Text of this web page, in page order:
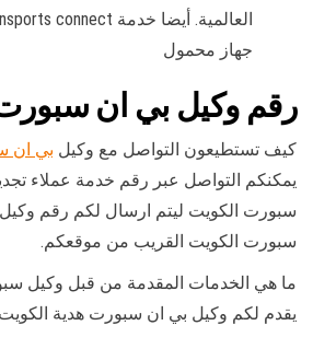
جهاز محمول
رقم وكيل بي ان
كيف تستطيعون التواصل مع وكيل بي ان
يمكنكم التواصل عبر رقم خدمة عملاء
سبورت الكويت ليتم ارسال لكم رقم
سبورت الكويت القريب من موقعكم.
يقدم لكم وكيل بي ان سبورت هدية الكويت